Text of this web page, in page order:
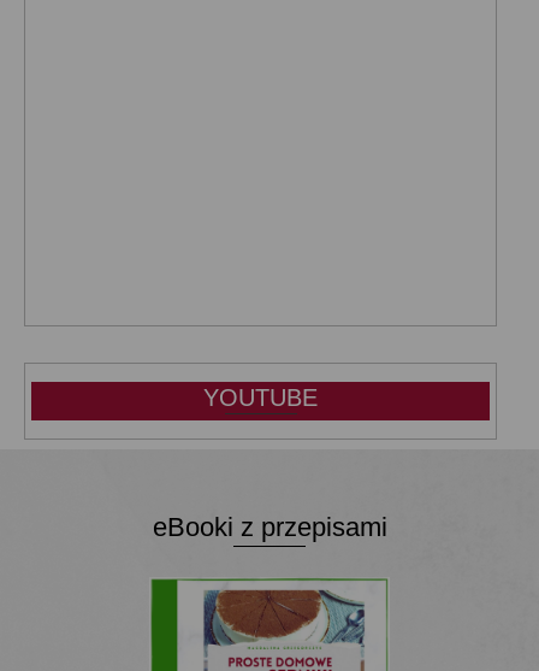
YOUTUBE
eBooki z przepisami